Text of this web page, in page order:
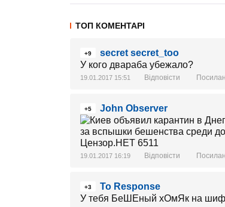
ТОП КОМЕНТАРІ
+9
secret secret_too
У кого двараба убежало?
19.01.2017 15:51 Відповісти
+5 John Observer
19.01.2017 16:19 Відповісти
+3
To Response
У тебя БеШЕный хОмЯк на